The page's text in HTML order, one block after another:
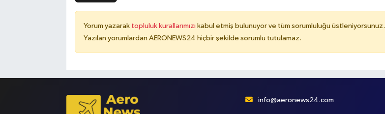
Yorum yazarak topluluk kurallarımızı kabul etmiş bulunuyor ve tüm sorumluluğu üstleniyorsunuz.
Yazılan yorumlardan AERONEWS24 hiçbir şekilde sorumlu tutulamaz.
info@aeronews24.com